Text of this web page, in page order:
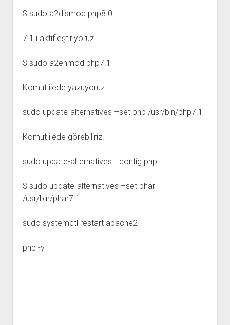
$ sudo a2dismod php8.0
7.1 i aktifleştiriyoruz.
$ sudo a2enmod php7.1
Komut ilede yazuyoruz.
sudo update-alternatives –set php /usr/bin/php7.1
Komut ilede görebiliriz.
sudo update-alternatives –config php
$ sudo update-alternatives –set phar
/usr/bin/phar7.1
sudo systemctl restart apache2
php -v